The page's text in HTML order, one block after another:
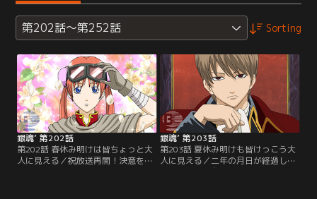
第202話～第252話 Sorting
銀魂’ 第202話
第202話 春休み明けは皆ちょっと大
人に見える／祝放送再開！決意を新
銀魂’ 第203話
第203話 夏休み明けも皆けっこう大
人に見える／二年の月日が経過した
世界。新八は自分以外何もかもが変